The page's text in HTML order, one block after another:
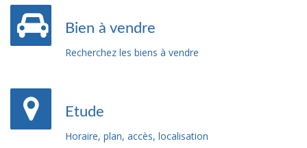
Bien à vendre
Recherchez les biens à vendre
Etude
Horaire, plan, accès, localisation